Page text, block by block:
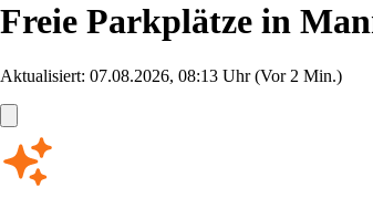
Freie Parkplätze in
Aktualisiert: 07.08.2026, 08:13 Uhr(Vor 2 Min.)